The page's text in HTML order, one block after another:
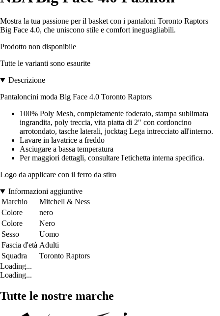
Mostra la tua passione per il basket con i pantaloni Toronto Raptors
Big Face 4.0, che uniscono stile e comfort ineguagliabili.
Prodotto non disponibile
Tutte le varianti sono esaurite
Descrizione
Pantaloncini moda Big Face 4.0 Toronto Raptors
100% Poly Mesh, completamente foderato, stampa sublimata
ingrandita, poly treccia, vita piatta di 2" con cordoncino
arrotondato, tasche laterali, jocktag Lega intrecciato all'interno.
Lavare in lavatrice a freddo
Asciugare a bassa temperatura
Per maggiori dettagli, consultare l'etichetta interna specifica.
Logo da applicare con il ferro da stiro
Informazioni aggiuntive
Marchio
Mitchell & Ness
Colore
nero
Colore
Nero
Sesso
Uomo
Fascia d'età Adulti
Squadra
Toronto Raptors
Loading...
Loading...
Tutte le nostre marche